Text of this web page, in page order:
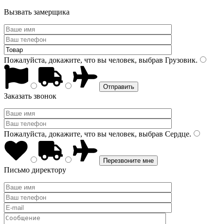
Вызвать замерщика
Пожалуйста, докажите, что вы человек, выбрав Грузовик.
Заказать звонок
Пожалуйста, докажите, что вы человек, выбрав Сердце.
Письмо директору